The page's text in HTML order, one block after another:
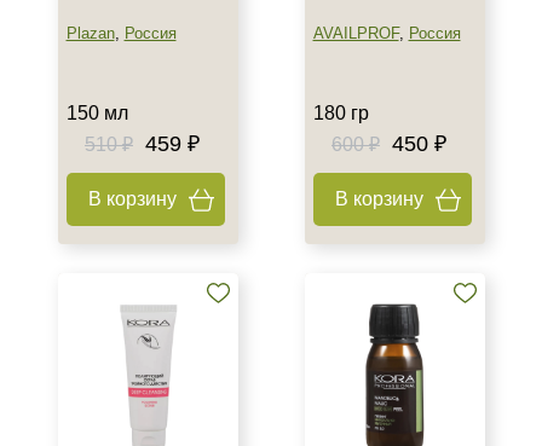
Мыло
Показать еще
Тип пилинга
Гликолевый
Домашняя
Профессиональная
Plazan, Россия
150 мл
510 ₽ 459 ₽
В корзину
AVAILPROF, Россия
180 гр
600 ₽ 450 ₽
В корзину